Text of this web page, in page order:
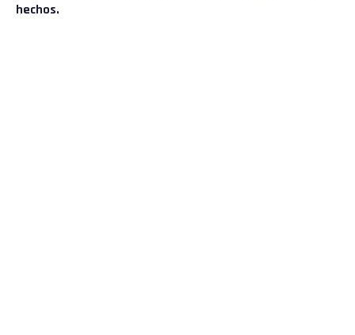
hechos.